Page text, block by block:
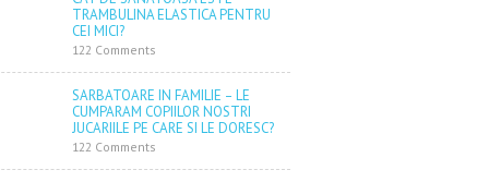
TRAMBULINA ELASTICA PENTRU
CEI MICI?
122 Comments
SARBATOARE IN FAMILIE – LE
CUMPARAM COPIILOR NOSTRI
JUCARIILE PE CARE SI LE DORESC?
122 Comments